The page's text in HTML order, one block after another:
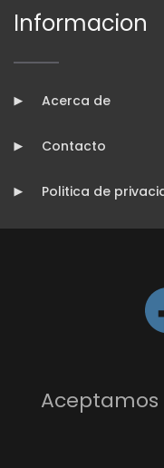
Informacion
Acerca de
Contacto
Politica de